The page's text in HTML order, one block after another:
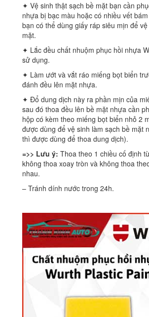
✦ Vệ sinh thật sạch bề mặt bạn cần
nhựa bị bạc màu hoặc có nhiều vết
bạn có thể dùng giấy ráp siêu mịn để
mặt.
✦ Lắc đều chất nhuộm phục hồi nhựa
sử dụng.
✦ Làm ướt và vắt ráo miếng bọt biển
đánh đều lên mặt nhựa.
✦ Đổ dung dịch này ra phần mịn của
sau đó thoa đều lên bề mặt nhựa cần
hộp có kèm theo miếng bọt biển nhỏ 2
được dùng để vệ sinh làm sạch bề mặt
thì được dùng để thoa dung dịch).
=>> Lưu ý: Thoa theo 1 chiều cố định
không thoa xoay tròn và không thoa
nhau.
– Tránh dính nước trong 24h.